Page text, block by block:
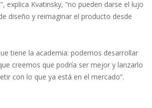
explica Kvatinsky, “no pueden darse el lujo
diseño y reimaginar el producto desde
tiene la academia: podemos desarrollar
creemos que podría ser mejor y lanzarlo
con lo que ya está en el mercado”.